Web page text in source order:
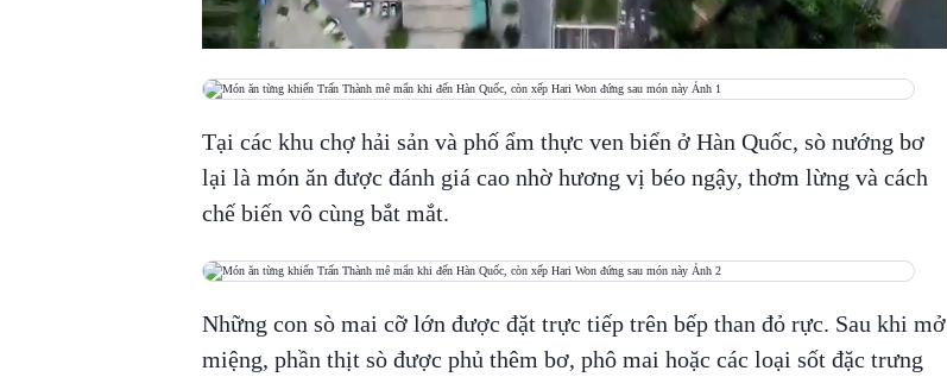
Tại các khu chợ hải sản và phố ẩm thực ven biển ở Hàn Quốc, sò nướng bơ
lại là món ăn được đánh giá cao nhờ hương vị béo ngậy, thơm lừng và cách
chế biến vô cùng bắt mắt.
Những con sò mai cỡ lớn được đặt trực tiếp trên bếp than đỏ rực. Sau khi mở
miệng, phần thịt sò được phủ thêm bơ, phô mai hoặc các loại sốt đặc trưng